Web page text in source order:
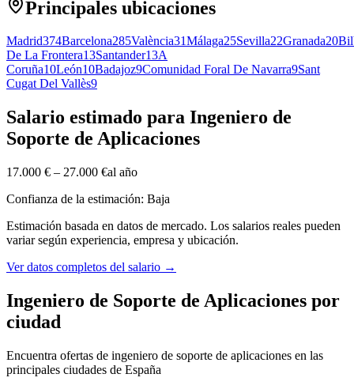
Principales ubicaciones
Madrid374Barcelona285València31Málaga25Sevilla22Granada20
De La Frontera13Santander13A
Coruña10León10Badajoz9Comunidad Foral De Navarra9Sant
Cugat Del Vallès9
Salario estimado para Ingeniero de
Soporte de Aplicaciones
17.000 € – 27.000 €al año
Confianza de la estimación: Baja
Estimación basada en datos de mercado. Los salarios reales pueden
variar según experiencia, empresa y ubicación.
Ver datos completos del salario →
Ingeniero de Soporte de Aplicaciones por
ciudad
Encuentra ofertas de ingeniero de soporte de aplicaciones en las
principales ciudades de España